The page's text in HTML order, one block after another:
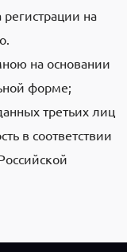
на
на основании
форме;
третьих лиц
в соответствии